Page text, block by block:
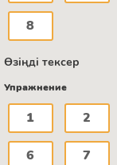
8
Өзіңді тексер
Упражнение
1 2
6 7